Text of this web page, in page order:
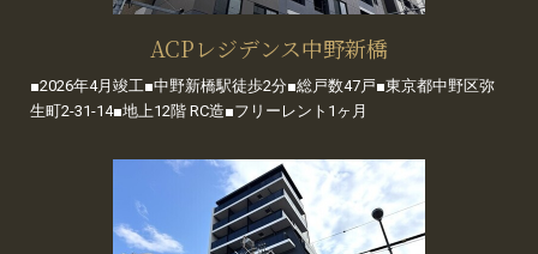
ACPレジデンス中野新橋
■2026年4月竣工■中野新橋駅徒歩2分■総戸数47戸■東京都中野区弥
生町2-31-14■地上12階 RC造■フリーレント1ヶ月